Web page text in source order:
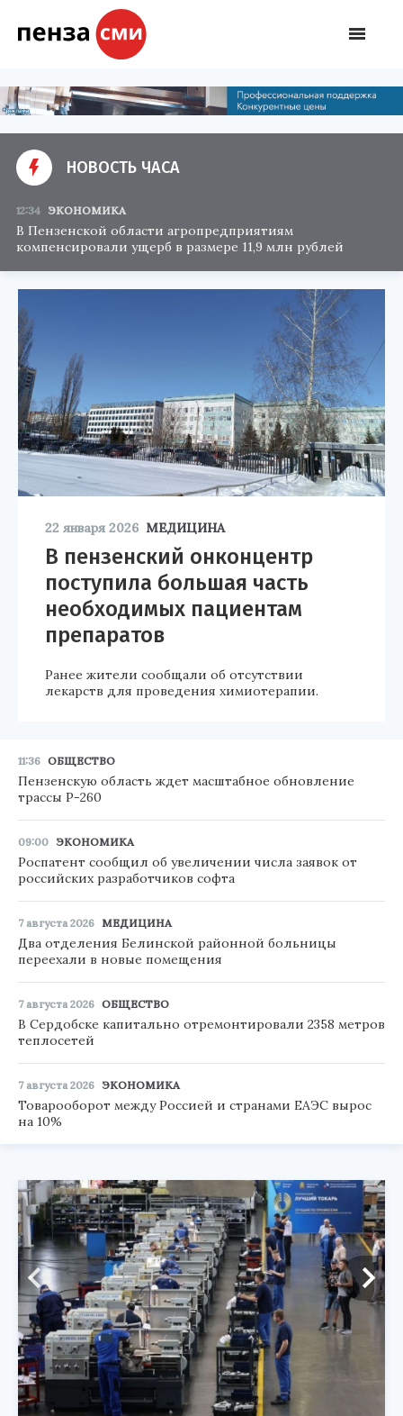
НОВОСТЬ ЧАСА
12:34 ЭКОНОМИКА
В Пензенской области агропредприятиям
компенсировали ущерб в размере 11,9 млн рублей
22 января 2026 МЕДИЦИНА
В пензенский онконцентр
поступила большая часть
необходимых пациентам
препаратов
Ранее жители сообщали об отсутствии
лекарств для проведения химиотерапии.
11:36 ОБЩЕСТВО
Пензенскую область ждет масштабное обновление
трассы Р-260
09:00 ЭКОНОМИКА
Роспатент сообщил об увеличении числа заявок от
российских разработчиков софта
7 августа 2026 МЕДИЦИНА
Два отделения Белинской районной больницы
переехали в новые помещения
7 августа 2026 ОБЩЕСТВО
В Сердобске капитально отремонтировали 2358 метров
теплосетей
7 августа 2026 ЭКОНОМИКА
Товарооборот между Россией и странами ЕАЭС вырос
на 10%